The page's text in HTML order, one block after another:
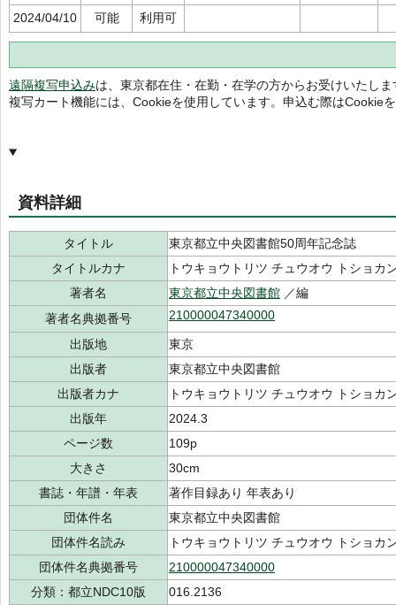
2024/04/10 可能 利用可
遠隔複写申込みは、東京都在住・在勤・在学の方からお受けいたしま
複写カート機能には、Cookieを使用しています。申込む際はCookie
資料詳細
タイトル
東京都立中央図書館50周年記念誌
タイトルカナ
トウキョウトリツ チュウオウ トショカ
著者名
東京都立中央図書館 ／編
著者名典拠番号
210000047340000
出版地
東京
出版者
東京都立中央図書館
出版者カナ
トウキョウトリツ チュウオウ トショカ
出版年
2024.3
ページ数
109p
大きさ
30cm
書誌・年譜・年表
著作目録あり 年表あり
団体件名
東京都立中央図書館
団体件名読み
トウキョウトリツ チュウオウ トショカ
団体件名典拠番号
210000047340000
分類：都立NDC10版
016.2136